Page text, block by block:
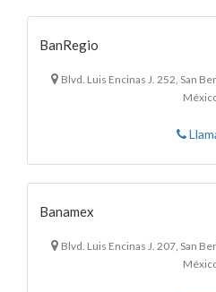
BanRegio
Blvd. Luis Encinas J. 252, San
Banamex
Blvd. Luis Encinas J. 207, San